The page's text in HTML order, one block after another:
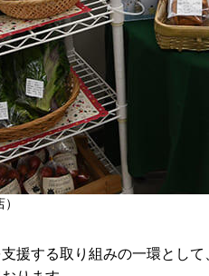
外為WEBサービス
ログイン
援する取り組みの一環とし